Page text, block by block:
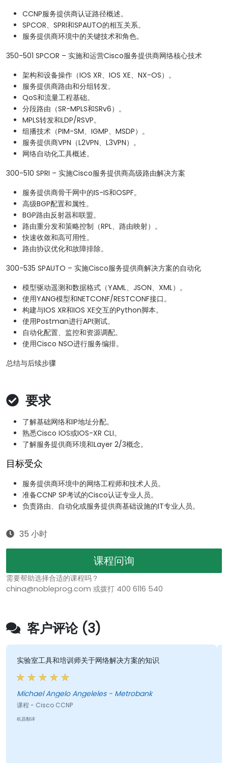
CCNP服务提供商认证路径概述。
SPCOR、SPRI和SPAUTO的相互关系。
服务提供商环境中的关键技术和角色。
350-501 SPCOR – 实施和运营Cisco服务提供商网络核心技术
架构和设备操作（IOS XR、IOS XE、NX-OS）。
服务提供商路由和分组转发。
QoS和流量工程基础。
分段路由（SR-MPLS和SRv6）。
MPLS转发和LDP/RSVP。
组播技术（PIM-SM、IGMP、MSDP）。
服务提供商VPN（L2VPN、L3VPN）。
网络自动化工具概述。
300-510 SPRI – 实施Cisco服务提供商高级路由解决方案
服务提供商骨干网中的IS-IS和OSPF。
高级BGP配置和属性。
BGP路由反射器和联盟。
路由重分发和策略控制（RPL、路由映射）。
快速收敛和高可用性。
路由协议优化和故障排除。
300-535 SPAUTO – 实施Cisco服务提供商解决方案的自动化
模型驱动遥测和数据格式（YAML、JSON、XML）。
使用YANG模型和NETCONF/RESTCONF接口。
构建与IOS XR和IOS XE交互的Python脚本。
使用Postman进行API测试。
自动化配置、监控和资源调配。
使用Cisco NSO进行服务编排。
总结与后续步骤
要求
了解基础网络和IP地址分配。
熟悉Cisco IOS或IOS-XR CLI。
了解服务提供商环境和Layer 2/3概念。
目标受众
服务提供商环境中的网络工程师和技术人员。
准备CCNP SP考试的Cisco认证专业人员。
负责路由、自动化或服务提供商基础设施的IT专业人员。
35 小时
课程问询
需要帮助选择合适的课程吗？
china@nobleprog.com 或拨打 400 6116 540
客户评论 (3)
实验室工具和培训师关于网络解决方案的知识
Michael Angelo Angeleles - Metrobank
课程 - Cisco CCNP
机器翻译